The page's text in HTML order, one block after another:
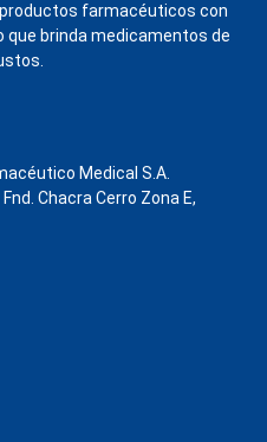
farmacéuticos con
que brinda medicamentos de
Medical S.A.
Chacra Cerro Zona E,